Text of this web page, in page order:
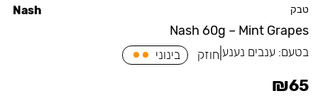
טבק
Nash 60g – Mint Grapes
Nash
בטעם:ענבים נענע חוזק בינוני
₪65